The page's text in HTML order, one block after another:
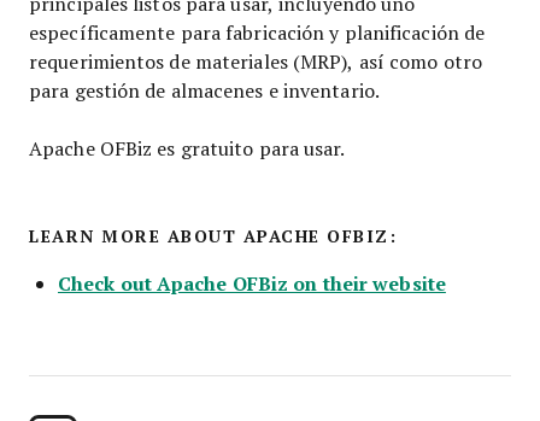
específicamente para fabricación y planificación de
requerimientos de materiales (MRP), así como otro
para gestión de almacenes e inventario.
Apache OFBiz es gratuito para usar.
LEARN MORE ABOUT APACHE OFBIZ:
Check out Apache OFBiz on their website